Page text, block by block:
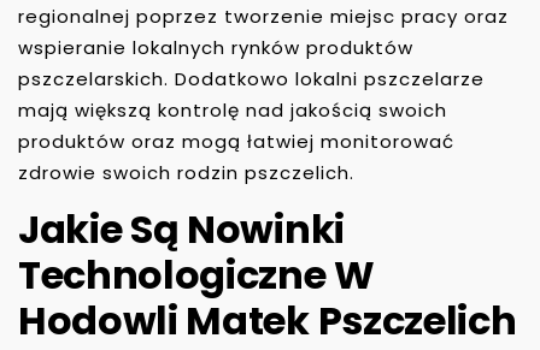
regionalnej poprzez tworzenie miejsc pracy oraz
wspieranie lokalnych rynków produktów
pszczelarskich. Dodatkowo lokalni pszczelarze
mają większą kontrolę nad jakością swoich
produktów oraz mogą łatwiej monitorować
zdrowie swoich rodzin pszczelich.
Jakie Są Nowinki
Technologiczne W
Hodowli Matek Pszczelich